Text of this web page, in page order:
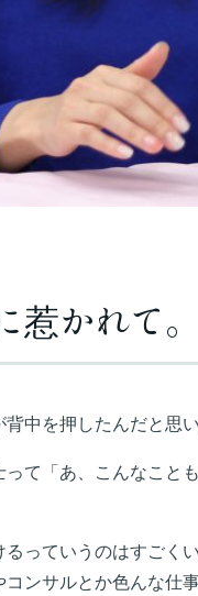
かれて。
中を押したんだと思い
て「あ、こんなこ
っていうのはすごく
ンサルとか色んな仕